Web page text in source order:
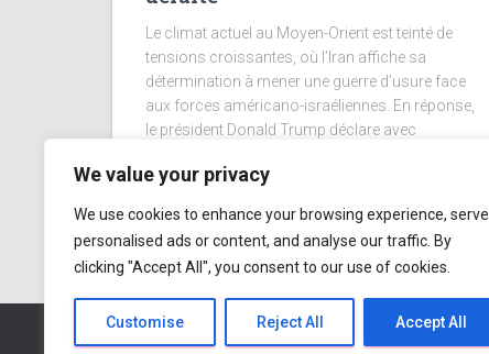
We value your privacy
We use cookies to enhance your browsing experience, serve
personalised ads or content, and analyse our traffic. By
clicking "Accept All", you consent to our use of cookies.
Customise Reject All Accept All
Le climat actuel au Moyen-Orient est teinté de
tensions croissantes, où l’Iran affiche sa
détermination à mener une guerre d’usure face
aux forces américano-israéliennes. En réponse,
le président Donald Trump déclare avec